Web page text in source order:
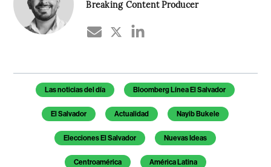
Breaking Content Producer
Temas de este artículo
Las noticias del día Bloomberg Línea El Salvador
El Salvador Actualidad Nayib Bukele
Elecciones El Salvador Nuevas Ideas
Centroamérica América Latina